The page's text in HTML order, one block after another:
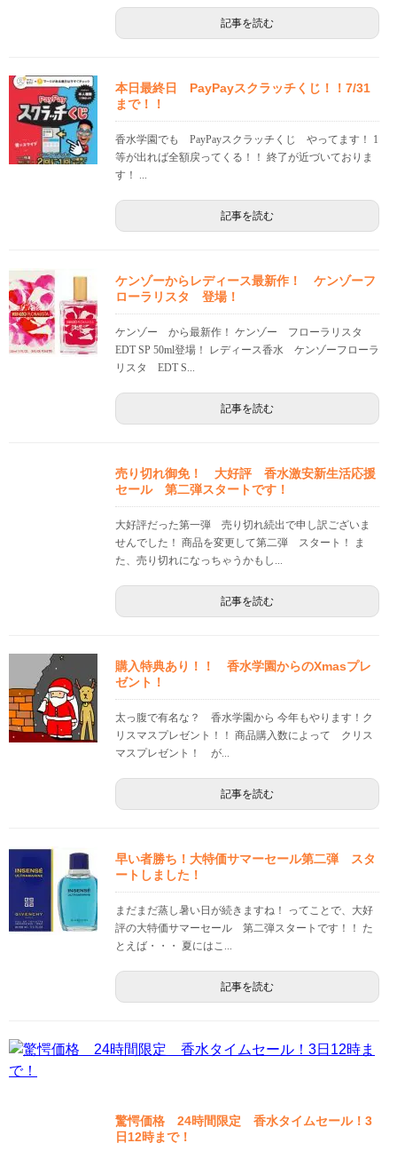
記事を読む
本日最終日 PayPayスクラッチくじ！！7/31
まで！！
香水学園でも PayPayスクラッチくじ やってます！ 1
等が出れば全額戻ってくる！！ 終了が近づいておりま
す！ ...
記事を読む
ケンゾーからレディース最新作！ ケンゾーフ
ローラリスタ 登場！
ケンゾー から最新作！ ケンゾー フローラリスタ
EDT SP 50ml登場！ レディース香水 ケンゾーフローラ
リスタ EDT S...
記事を読む
売り切れ御免！ 大好評 香水激安新生活応援
セール 第二弾スタートです！
大好評だった第一弾 売り切れ続出で申し訳ございま
せんでした！ 商品を変更して第二弾 スタート！ ま
た、売り切れになっちゃうかもし...
記事を読む
購入特典あり！！ 香水学園からのXmasプレ
ゼント！
太っ腹で有名な？ 香水学園から 今年もやります！ク
リスマスプレゼント！！ 商品購入数によって クリス
マスプレゼント！ が...
記事を読む
早い者勝ち！大特価サマーセール第二弾 スタ
ートしました！
まだまだ蒸し暑い日が続きますね！ ってことで、大好
評の大特価サマーセール 第二弾スタートです！！ た
とえば・・・ 夏にはこ...
記事を読む
驚愕価格 24時間限定 香水タイムセール！3
日12時まで！